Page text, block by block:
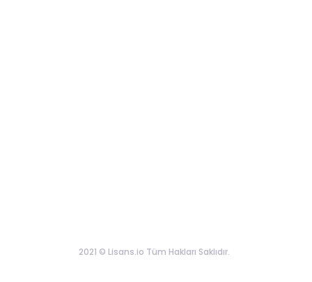
2021 © Lisans.io Tüm Hakları Saklıdır.